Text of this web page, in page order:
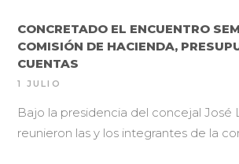
CONCRETADO EL ENCUENTRO
COMISIÓN DE HACIENDA,
CUENTAS
1 JULIO
Bajo la presidencia del concejal José
reunieron las y los integrantes de la